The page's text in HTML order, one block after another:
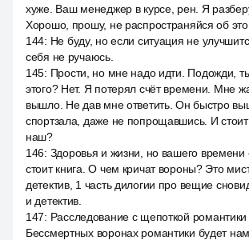
хуже. Ваш менеджер в курсе, рен. Я
Хорошо, прошу, не распространяйся об
144: Не буду, но если ситуация не
себя не ручаюсь.
145: Прости, но мне надо идти. Подожди,
этого? Нет. Я потерял счёт времени. Мне
вышло. Не дав мне ответить. Он быстро
спортзала, даже не попрощавшись. И стоит
наш?
146: Здоровья и жизни, но вашего времени
стоит книга. О чем кричат вороны? Это
детектив, 1 часть дилогии про вещие
и детектив.
147: Расследование с щепоткой романтики
Бессмертных воронах романтики будет